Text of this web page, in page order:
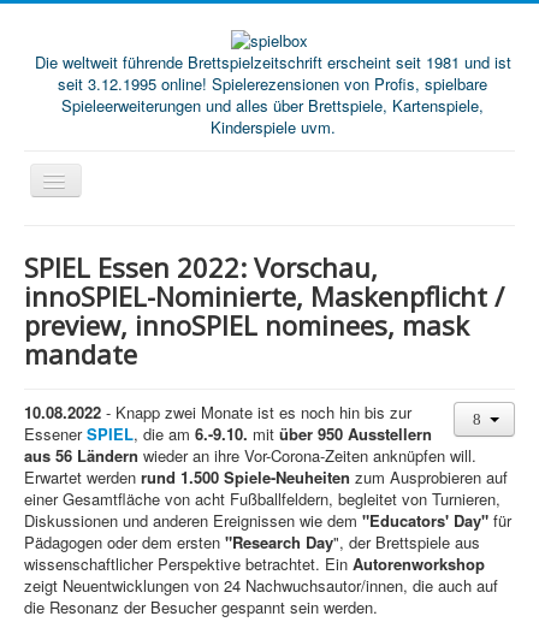
Die weltweit führende Brettspielzeitschrift erscheint seit 1981 und ist
seit 3.12.1995 online! Spielerezensionen von Profis, spielbare
Spieleerweiterungen und alles über Brettspiele, Kartenspiele,
Kinderspiele uvm.
Magazine
Abos/Subscriptions
Podcast
SpieleMag
Infos
Shop
Download spielbox Special 2025
Newsletter
Spieledatenbank
SPIEL Essen 2022: Vorschau,
innoSPIEL-Nominierte, Maskenpflicht /
preview, innoSPIEL nominees, mask
mandate
10.08.2022 - Knapp zwei Monate ist es noch hin bis zur
EssenerSPIEL, die am 6.-9.10. mit über 950 Ausstellern
aus 56 Ländern wieder an ihre Vor-Corona-Zeiten anknüpfen will.
Erwartet werden rund 1.500 Spiele-Neuheiten zum Ausprobieren auf
einer Gesamtfläche von acht Fußballfeldern, begleitet von Turnieren,
Diskussionen und anderen Ereignissen wie dem "Educators' Day" für
Pädagogen oder dem ersten "Research Day", der Brettspiele aus
wissenschaftlicher Perspektive betrachtet. Ein Autorenworkshop
zeigt Neuentwicklungen von 24 Nachwuchsautor/innen, die auch auf
die Resonanz der Besucher gespannt sein werden.